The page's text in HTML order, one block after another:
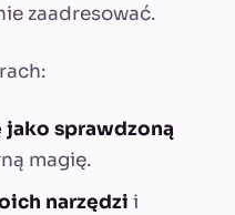
zaadresować.
sprawdzoną
magię.
narzędzi i